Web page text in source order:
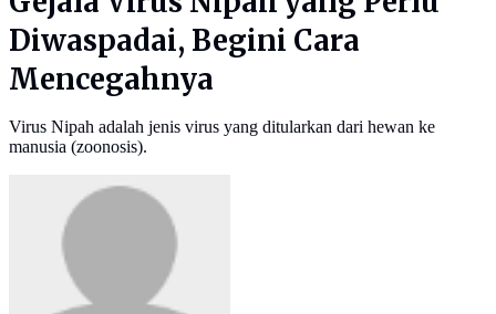
Diwaspadai, Begini Cara
Mencegahnya
Virus Nipah adalah jenis virus yang ditularkan dari hewan ke
manusia (zoonosis).